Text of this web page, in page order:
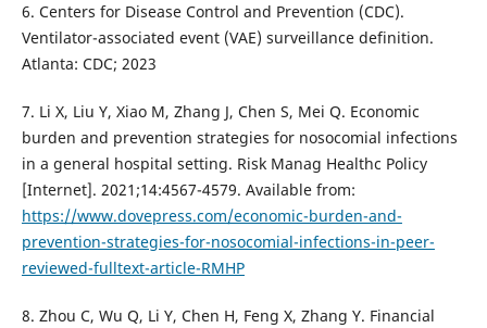
6. Centers for Disease Control and Prevention (CDC).
Ventilator-associated event (VAE) surveillance definition.
Atlanta: CDC; 2023
7. Li X, Liu Y, Xiao M, Zhang J, Chen S, Mei Q. Economic
burden and prevention strategies for nosocomial infections
in a general hospital setting. Risk Manag Healthc Policy
[Internet]. 2021;14:4567-4579. Available from:
https://www.dovepress.com/economic-burden-and-
prevention-strategies-for-nosocomial-infections-in-peer-
reviewed-fulltext-article-RMHP
8. Zhou C, Wu Q, Li Y, Chen H, Feng X, Zhang Y. Financial